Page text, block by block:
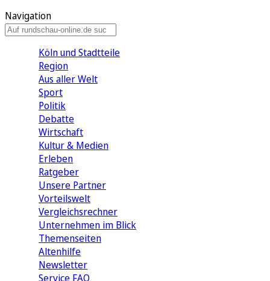
Navigation
Köln und Stadtteile
Region
Aus aller Welt
Sport
Politik
Debatte
Wirtschaft
Kultur & Medien
Erleben
Ratgeber
Unsere Partner
Vorteilswelt
Vergleichsrechner
Unternehmen im Blick
Themenseiten
Altenhilfe
Newsletter
Service FAQ